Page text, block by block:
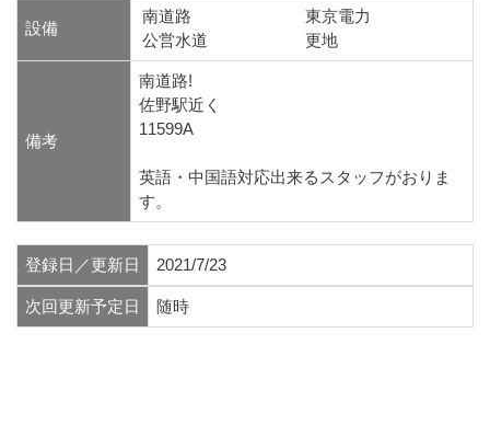
設備
南道路
東京電力
公営水道
更地
備考
南道路!
佐野駅近く
11599A
英語・中国語対応出来るスタッフがおりま
す。
登録日／更新日 2021/7/23
次回更新予定日 随時